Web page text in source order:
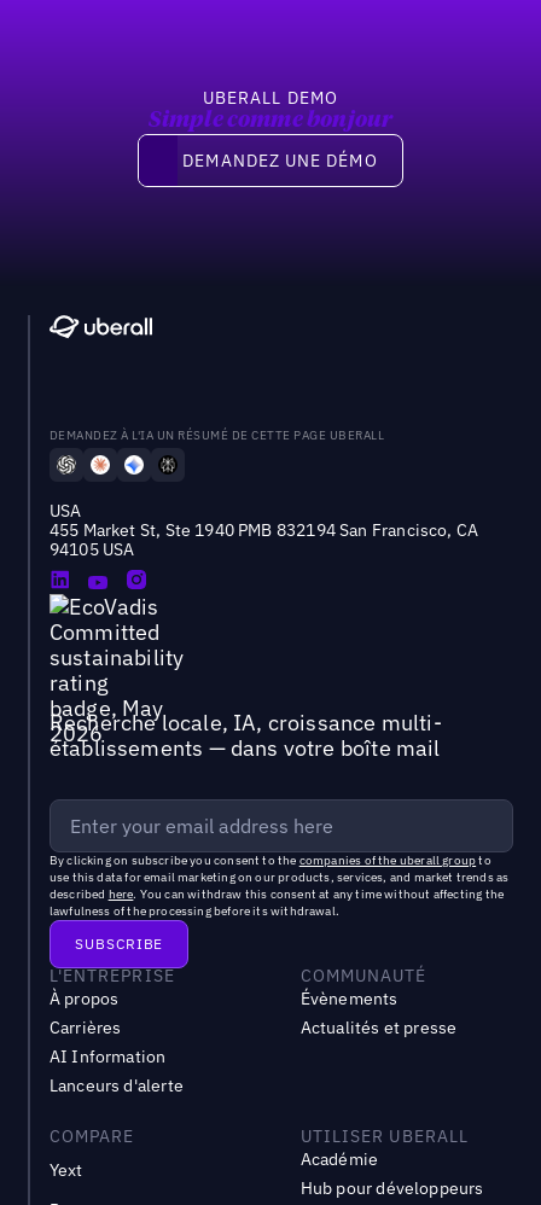
UBERALL DEMO
Simple comme bonjour
Demandez une démo
DEMANDEZ UNE DÉMO
DEMANDEZ À L'IA UN RÉSUMÉ DE CETTE PAGE UBERALL
USA
455 Market St, Ste 1940 PMB 832194 San Francisco, CA
94105 USA
Recherche locale, IA, croissance multi-
établissements — dans votre boîte mail
By clicking on subscribe you consent to the companies of the uberall groupto
use this data for email marketing on our products, services, and market trends as
described here. You can withdraw this consent at any time without affecting the
lawfulness of the processing before its withdrawal.
L'ENTREPRISE
À propos
Carrières
AI Information
Lanceurs d'alerte
COMMUNAUTÉ
Évènements
Actualités et presse
COMPARE
Yext
UTILISER UBERALL
Académie
Hub pour développeurs